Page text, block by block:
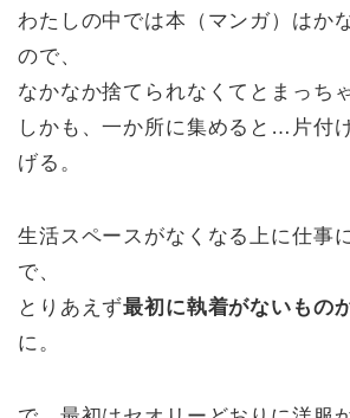
わたしの中では本（マンガ）はか
ので、
なかなか捨てられなくてとまっち
しかも、一か所に集めると…片付
げる。
生活スペースがなくなる上に仕事
で、
とりあえず最初に執着がないもの
に。